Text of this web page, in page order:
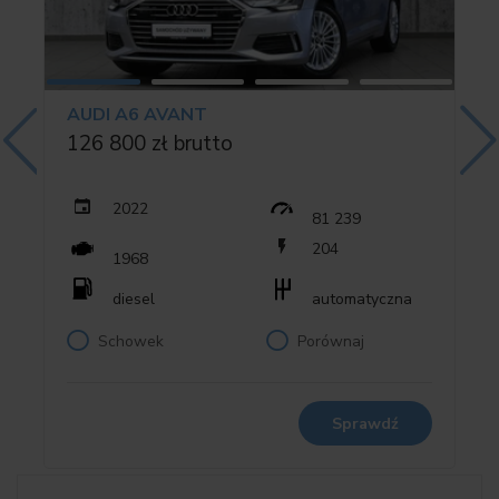
Konstrukcja foteli przednich zmniejszająca urazy szyi i głowy w
przypadku kolizji WIL
Lusterka boczne składane elektrycznie i ogrzewane
Lusterko wsteczne elektrochromatyczne (przyciemniające się
automatycznie)
Pedał przyspieszenia z funkcją kick-down
Poduszki powietrzne boczne w oparciach foteli przednich (TAP)
Poduszki powietrzne chroniące kolana kierowcy i pasażera
Poduszki powietrzne dwustopniowe kierowcy i pasażera
Poduszki powietrzne kurtynowe boczne
Powłoka lakieru chroniąca przed drobnymi zarysowaniami
AUDI A6 AVANT
126 800 zł brutto
2022
81 239
1968
204
diesel
automatyczna
Schowek
Porównaj
Sprawdź